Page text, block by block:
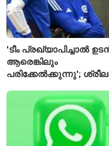
'ടീം പ്രഖ്യാപിച്ചാൽ
ആരെങ്കിലും
പരിക്കേൽക്കുന്നു';
ടീമിനെ കുറിച്ച് മുൻതാരം